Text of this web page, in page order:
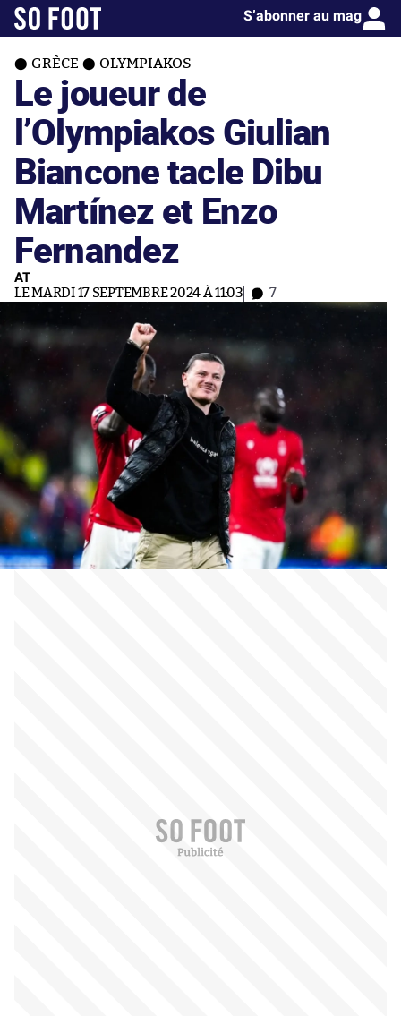
S’abonner au mag
GRÈCE OLYMPIAKOS
Le joueur de
l’Olympiakos Giulian
Biancone tacle Dibu
Martínez et Enzo
Fernandez
AT
LE MARDI 17 SEPTEMBRE 2024 À 11:03 7